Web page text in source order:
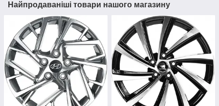
Найпродаваніші товари нашого магазину